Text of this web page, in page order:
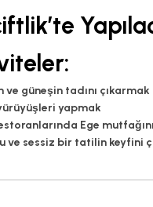
ve güneşin tadını çıkarmak
yapmak
Ege
ve sessiz bir tatilin keyfini